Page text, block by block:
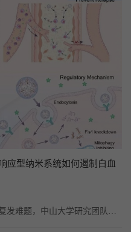
应型纳米系统如何遏制白血
难题，中山大学研究团队在